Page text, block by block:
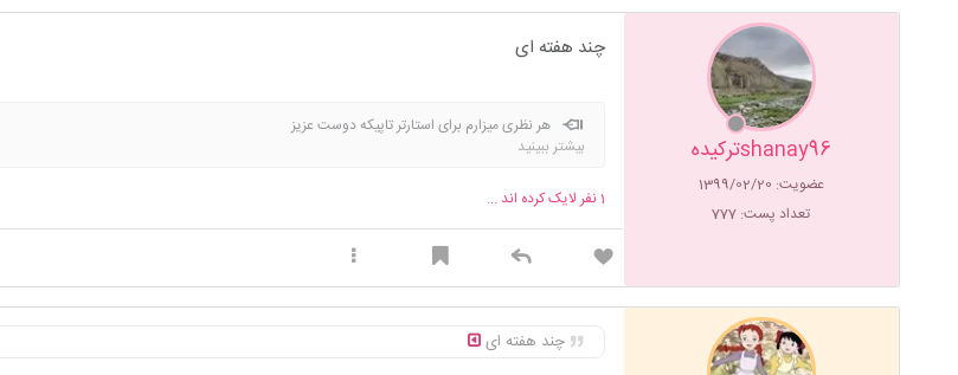
shanay96ترکیده
عضویت: 1399/02/20
تعداد پست: 777
چند هفته ای
هر نظری میزارم برای استارتر تاپیکه دوست عزیز
بیشتر ببینید
1نفر لایک کرده اند ...
چند هفته ای